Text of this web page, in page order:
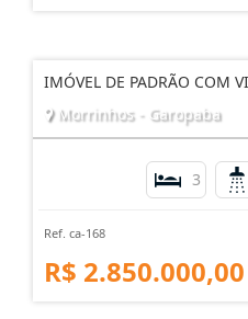
IMÓVEL DE PADRÃO COM
Morrinhos - Garopaba
3
Ref. ca-168
R$ 2.850.000,00